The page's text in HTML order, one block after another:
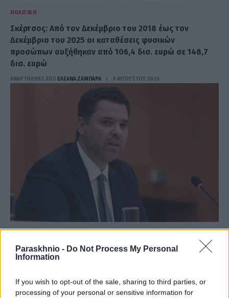
Paraskhnio - Do Not Process My Personal
Information
If you wish to opt-out of the sale, sharing to third parties, or
processing of your personal or sensitive information for
ΠΟΛΙΤΙΚΉ
Σκέρτσος: Από τον Δεκέμβριο του 2018 έως τον
Δεκέμβριο του 2025 οι καταθέσεις φυσικών
προσώπων αυξήθηκαν από 106,4 δισ. ευρώ σε 148,7
δισ. ευρώ
ΑΝΑΡΤΗΘΗΚΕ ΑΠΟ ΕΛΕΑΝΑ ΖΑΜΠΑΡΑ 9 ΑΥΓΟΎΣΤΟΥ 2026
Κοντογεώργης: Επιστρέφουμε αναλογικά και δίκαια το
μέρισμα ανάπτυξης
ΑΝΑΡΤΗΘΗΚΕ ΑΠΟ ΕΛΕΑΝΑ ΖΑΜΠΑΡΑ 9 ΑΥΓΟΎΣΤΟΥ 2026